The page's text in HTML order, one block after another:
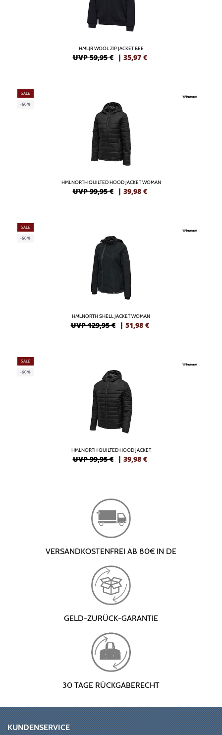
HMLJR WOOL ZIP JACKET BEE
UVP 59,95 € | 35,97 €
SALE
-60%
HMLNORTH QUILTED HOOD JACKET WOMAN
UVP 99,95 € | 39,98 €
SALE
-60%
HMLNORTH SHELL JACKET WOMAN
UVP 129,95 € | 51,98 €
SALE
-60%
HMLNORTH QUILTED HOOD JACKET
UVP 99,95 € | 39,98 €
VERSANDKOSTENFREI AB 80€ IN DE
GELD-ZURÜCK-GARANTIE
30 TAGE RÜCKGABERECHT
KUNDENSERVICE